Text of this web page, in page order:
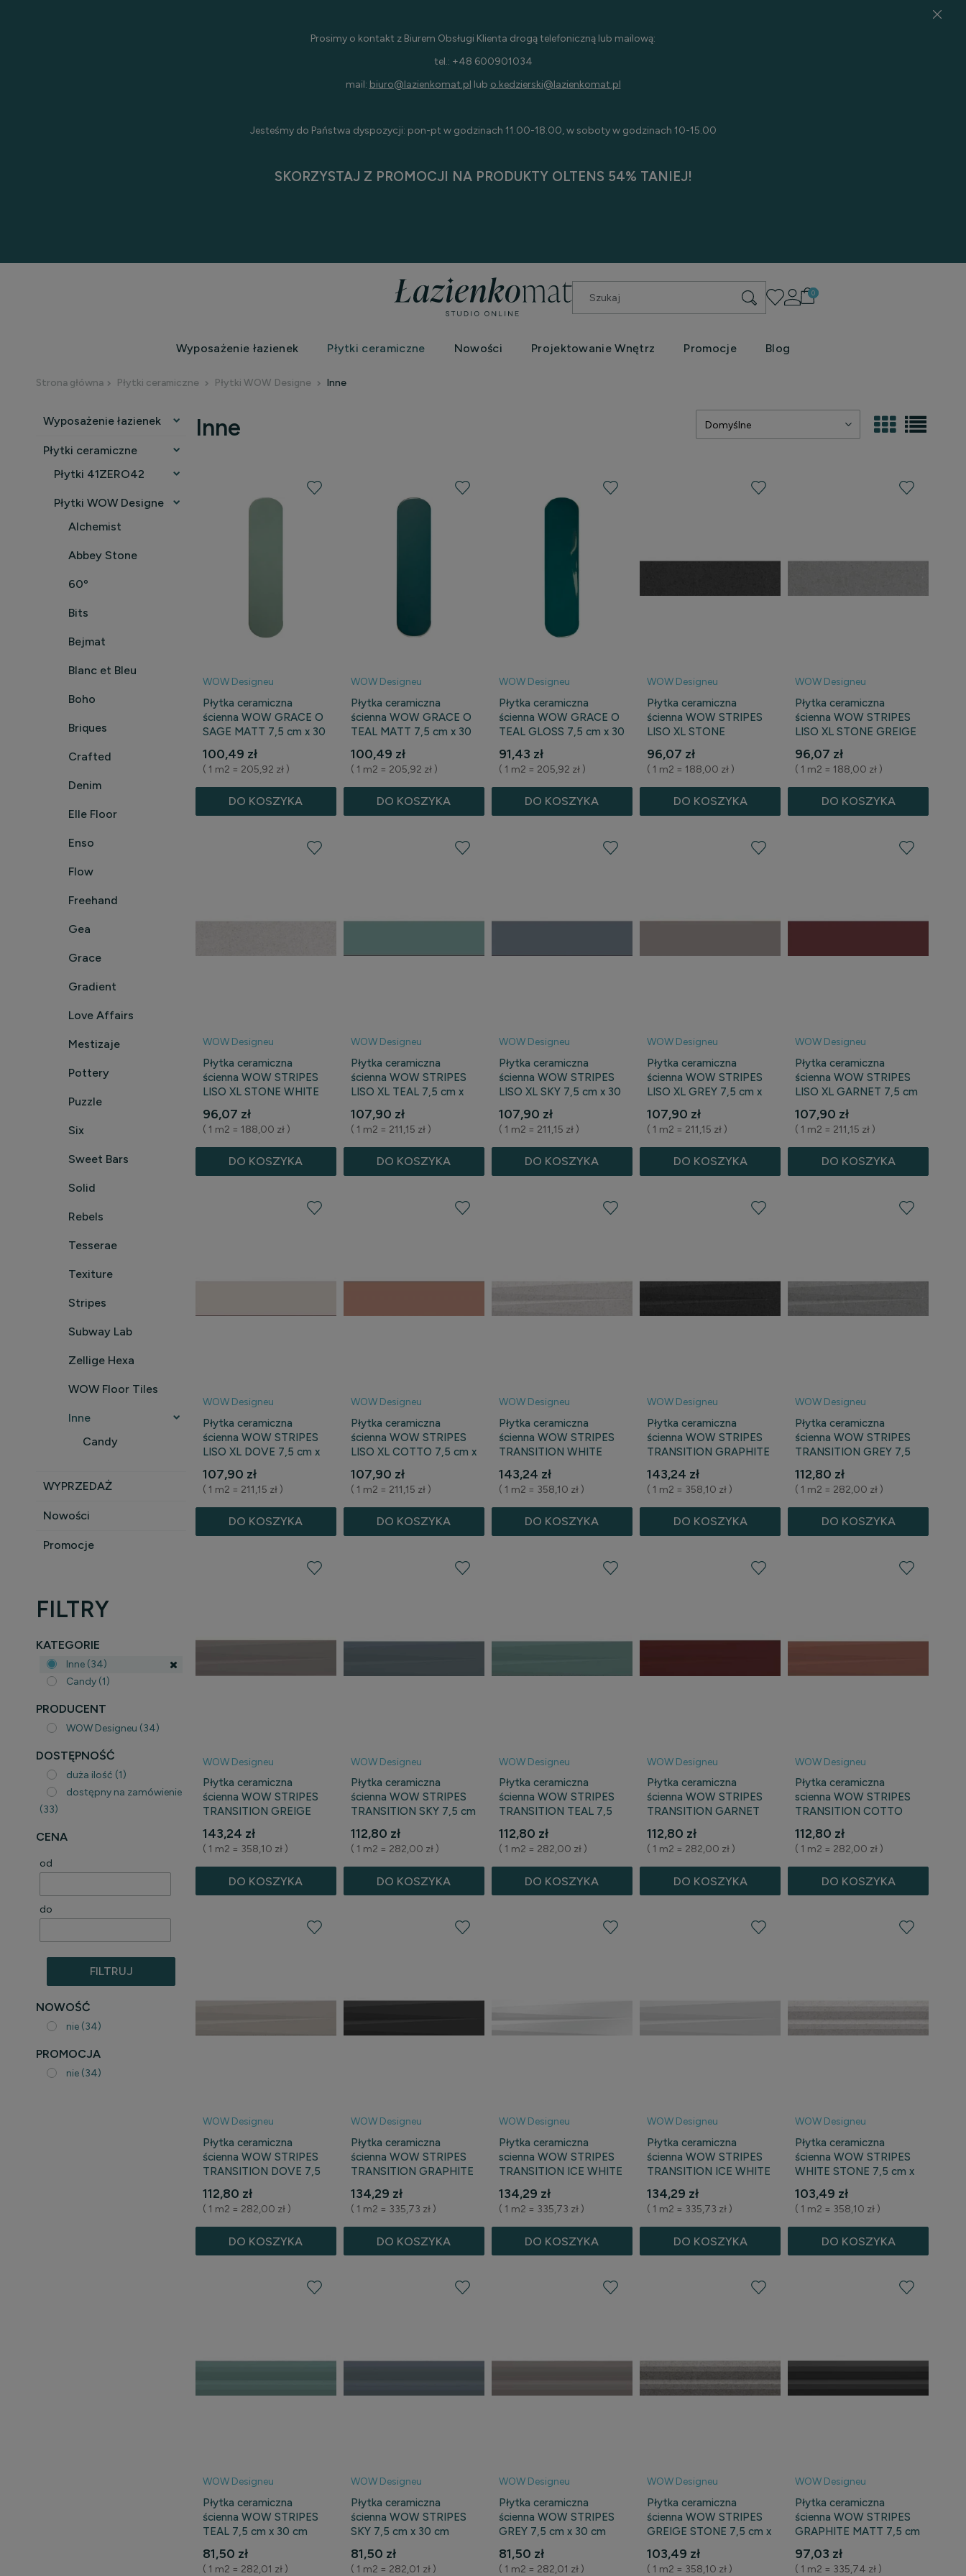
Prosimy o kontakt z Biurem Obsługi Klienta drogą telefoniczną lub mailową:
tel.: +48 600901034
mail: biuro@lazienkomat.pl lub o.kedzierski@lazienkomat.pl
Jesteśmy do Państwa dyspozycji: pon-pt w godzinach 11.00-18.00, w soboty w godzinach 10-15.00
SKORZYSTAJ Z PROMOCJI NA PRODUKTY OLTENS 54% TANIEJ!
Wyposażenie łazienek Płytki ceramiczne Nowości Projektowanie Wnętrz Promocje Blog
Strona główna Płytki ceramiczne Płytki WOW Designe Inne
Wyposażenie łazienek
Płytki ceramiczne
Płytki 41ZERO42
Płytki WOW Designe
Alchemist
Abbey Stone
60º
Bits
Bejmat
Blanc et Bleu
Boho
Briques
Crafted
Denim
Elle Floor
Enso
Flow
Freehand
Gea
Grace
Gradient
Love Affairs
Mestizaje
Pottery
Puzzle
Six
Sweet Bars
Solid
Rebels
Tesserae
Texiture
Stripes
Subway Lab
Zellige Hexa
WOW Floor Tiles
Inne
Candy
WYPRZEDAŻ
Nowości
Promocje
FILTRY
KATEGORIE
Inne (34)
Candy (1)
PRODUCENT
WOW Designeu (34)
DOSTĘPNOŚĆ
duża ilość (1)
dostępny na zamówienie
(33)
CENA
od
do
FILTRUJ
PRODUKTY
NOWOŚĆ
nie (34)
PROMOCJA
nie (34)
Inne
WOW Designeu
Płytka ceramiczna
ścienna WOW GRACE O
SAGE MATT 7,5 cm x 30
100,49 zł
( 1 m2 = 205,92 zł )
DO KOSZYKA
WOW Designeu
Płytka ceramiczna
ścienna WOW GRACE O
TEAL MATT 7,5 cm x 30
100,49 zł
( 1 m2 = 205,92 zł )
DO KOSZYKA
WOW Designeu
Płytka ceramiczna
ścienna WOW GRACE O
TEAL GLOSS 7,5 cm x 30
91,43 zł
( 1 m2 = 205,92 zł )
DO KOSZYKA
WOW Designeu
Płytka ceramiczna
ścienna WOW STRIPES
LISO XL STONE
GRAPHITE 7,5 cm x 30
cm
96,07 zł
( 1 m2 = 188,00 zł )
DO KOSZYKA
WOW Designeu
Płytka ceramiczna
ścienna WOW STRIPES
LISO XL STONE GREIGE
7,5 cm x 30 cm
96,07 zł
( 1 m2 = 188,00 zł )
DO KOSZYKA
WOW Designeu
Płytka ceramiczna
ścienna WOW STRIPES
LISO XL STONE WHITE
7,5 cm x 30 cm
96,07 zł
( 1 m2 = 188,00 zł )
DO KOSZYKA
WOW Designeu
Płytka ceramiczna
ścienna WOW STRIPES
LISO XL TEAL 7,5 cm x
107,90 zł
( 1 m2 = 211,15 zł )
DO KOSZYKA
WOW Designeu
Płytka ceramiczna
ścienna WOW STRIPES
LISO XL SKY 7,5 cm x 30
107,90 zł
( 1 m2 = 211,15 zł )
DO KOSZYKA
WOW Designeu
Płytka ceramiczna
ścienna WOW STRIPES
LISO XL GREY 7,5 cm x
107,90 zł
( 1 m2 = 211,15 zł )
DO KOSZYKA
WOW Designeu
Płytka ceramiczna
ścienna WOW STRIPES
LISO XL GARNET 7,5 cm
107,90 zł
( 1 m2 = 211,15 zł )
DO KOSZYKA
WOW Designeu
Płytka ceramiczna
ścienna WOW STRIPES
LISO XL DOVE 7,5 cm x
107,90 zł
( 1 m2 = 211,15 zł )
DO KOSZYKA
WOW Designeu
Płytka ceramiczna
ścienna WOW STRIPES
LISO XL COTTO 7,5 cm x
107,90 zł
( 1 m2 = 211,15 zł )
DO KOSZYKA
WOW Designeu
Płytka ceramiczna
ścienna WOW STRIPES
TRANSITION WHITE
143,24 zł
( 1 m2 = 358,10 zł )
DO KOSZYKA
WOW Designeu
Płytka ceramiczna
ścienna WOW STRIPES
TRANSITION GRAPHITE
143,24 zł
( 1 m2 = 358,10 zł )
DO KOSZYKA
WOW Designeu
Płytka ceramiczna
ścienna WOW STRIPES
TRANSITION GREY 7,5
112,80 zł
( 1 m2 = 282,00 zł )
DO KOSZYKA
WOW Designeu
Płytka ceramiczna
ścienna WOW STRIPES
TRANSITION GREIGE
STONE 7,5 cm x 30 cm
143,24 zł
( 1 m2 = 358,10 zł )
DO KOSZYKA
WOW Designeu
Płytka ceramiczna
ścienna WOW STRIPES
TRANSITION SKY 7,5 cm
112,80 zł
( 1 m2 = 282,00 zł )
DO KOSZYKA
WOW Designeu
Płytka ceramiczna
ścienna WOW STRIPES
TRANSITION TEAL 7,5
cm x 30 cm
112,80 zł
( 1 m2 = 282,00 zł )
DO KOSZYKA
WOW Designeu
Płytka ceramiczna
ścienna WOW STRIPES
TRANSITION GARNET
7,5 cm x 30 cm
112,80 zł
( 1 m2 = 282,00 zł )
DO KOSZYKA
WOW Designeu
Płytka ceramiczna
scienna WOW STRIPES
TRANSITION COTTO
7,5 cm x 30 cm
112,80 zł
( 1 m2 = 282,00 zł )
DO KOSZYKA
WOW Designeu
Płytka ceramiczna
ścienna WOW STRIPES
TRANSITION DOVE 7,5
cm x 30 cm
112,80 zł
( 1 m2 = 282,00 zł )
DO KOSZYKA
WOW Designeu
Płytka ceramiczna
ścienna WOW STRIPES
TRANSITION GRAPHITE
MATT 7,5 cm x 30 cm
134,29 zł
( 1 m2 = 335,73 zł )
DO KOSZYKA
WOW Designeu
Płytka ceramiczna
scienna WOW STRIPES
TRANSITION ICE WHITE
GLOSS 7,5 cm x 30 cm
134,29 zł
( 1 m2 = 335,73 zł )
DO KOSZYKA
WOW Designeu
Płytka ceramiczna
ścienna WOW STRIPES
TRANSITION ICE WHITE
MATT 7,5 cm x 30 cm
134,29 zł
( 1 m2 = 335,73 zł )
DO KOSZYKA
WOW Designeu
Płytka ceramiczna
ścienna WOW STRIPES
WHITE STONE 7,5 cm x
103,49 zł
( 1 m2 = 358,10 zł )
DO KOSZYKA
WOW Designeu
Płytka ceramiczna
ścienna WOW STRIPES
TEAL 7,5 cm x 30 cm
81,50 zł
( 1 m2 = 282,01 zł )
WOW Designeu
Płytka ceramiczna
ścienna WOW STRIPES
SKY 7,5 cm x 30 cm
81,50 zł
( 1 m2 = 282,01 zł )
WOW Designeu
Płytka ceramiczna
ścienna WOW STRIPES
GREY 7,5 cm x 30 cm
81,50 zł
( 1 m2 = 282,01 zł )
WOW Designeu
Płytka ceramiczna
ścienna WOW STRIPES
GREIGE STONE 7,5 cm x
103,49 zł
( 1 m2 = 358,10 zł )
WOW Designeu
Płytka ceramiczna
ścienna WOW STRIPES
GRAPHITE MATT 7,5 cm
97,03 zł
( 1 m2 = 335,74 zł )